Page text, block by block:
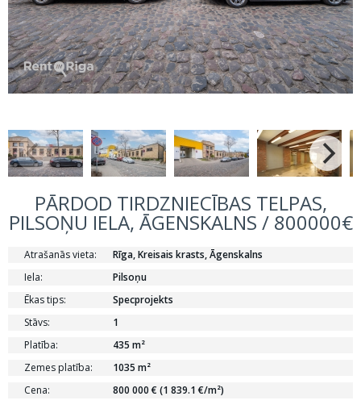
PĀRDOD TIRDZNIECĪBAS TELPAS,
PILSOŅU IELA, ĀGENSKALNS / 800000€
Atrašanās vieta:
Rīga, Kreisais krasts, Āgenskalns
Iela:
Pilsoņu
Ēkas tips:
Specprojekts
Stāvs:
1
Platība:
435 m²
Zemes platība:
1035 m²
Cena:
800 000 € (1 839.1 €/m²)